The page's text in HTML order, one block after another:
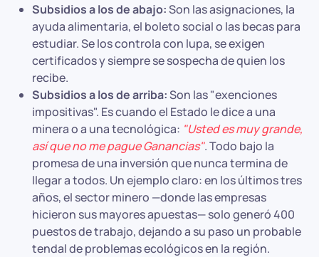
Subsidios a los de abajo:Son las asignaciones, la
ayuda alimentaria, el boleto social o las becas para
estudiar. Se los controla con lupa, se exigen
certificados y siempre se sospecha de quien los
recibe.
Subsidios a los de arriba:Son las "exenciones
impositivas". Es cuando el Estado le dice a una
minera o a una tecnológica: "Usted es muy grande,
así que no me pague Ganancias". Todo bajo la
promesa de una inversión que nunca termina de
llegar a todos. Un ejemplo claro: en los últimos tres
años, el sector minero —donde las empresas
hicieron sus mayores apuestas— solo generó 400
puestos de trabajo, dejando a su paso un probable
tendal de problemas ecológicos en la región.